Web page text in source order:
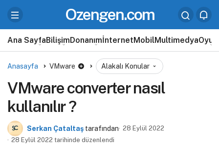
Ozengen.com
Ana SayfaBilişimDonanımİnternetMobilMultimedyaOyun
Anasayfa VMware Alakalı Konular
VMware converter nasıl
kullanılır ?
Serkan Çataltaş tarafından 28 Eylül 2022
28 Eylül 2022 tarihinde düzenlendi